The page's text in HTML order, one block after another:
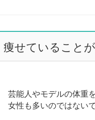
痩せていること
芸能人やモデルの体重
女性も多いのではない